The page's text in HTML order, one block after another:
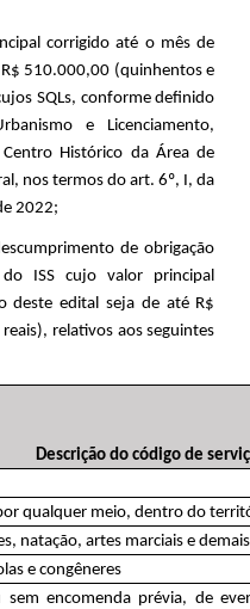
corrigido até o mês de
510.000,00 (quinhentos e
SQLs, conforme definido
e Licenciamento,
Histórico da Área de
nos termos do art. 6º, I, da
2022;
de obrigação
ISS cujo valor principal
deste edital seja de até R$
relativos aos seguintes
Descrição do código de
qualquer meio, dentro do
natação, artes marciais e
e congêneres
encomenda prévia, de